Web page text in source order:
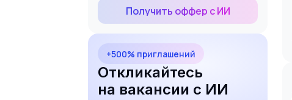
Получить оффер с ИИ
+500% приглашений
Откликайтесь
на вакансии с ИИ